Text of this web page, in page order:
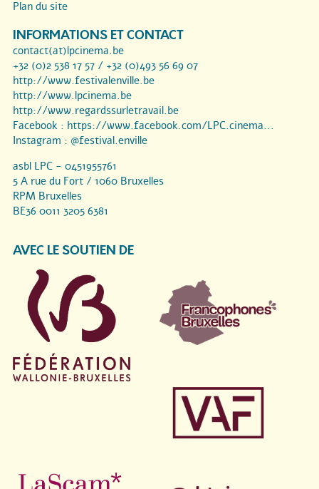
Plan du site
INFORMATIONS ET CONTACT
contact(at)lpcinema.be
+32 (0)2 538 17 57 / +32 (0)493 56 69 07
http://www.festivalenville.be
http://www.lpcinema.be
http://www.regardssurletravail.be
Facebook : https://www.facebook.com/LPC.cinema...
Instagram : @festival.enville
asbl LPC - 0451955761
5 A rue du Fort / 1060 Bruxelles
RPM Bruxelles
BE36 0011 3205 6381
AVEC LE SOUTIEN DE